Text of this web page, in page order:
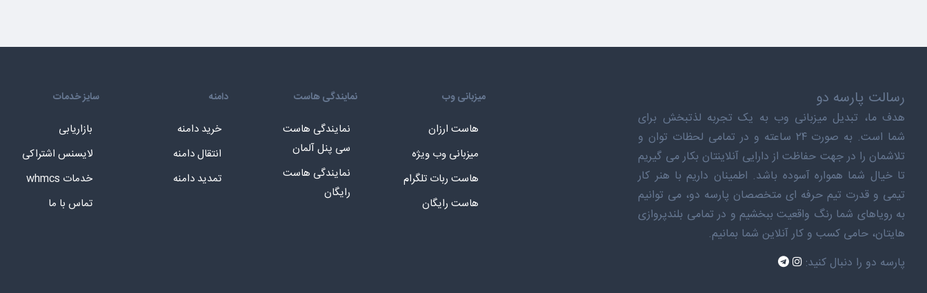
رسالت پارسه دو
هدف ما، تبدیل میزبانی وب به یک تجربه لذتبخش برای
شما است. به صورت ۲۴ ساعته و در تمامی لحظات توان و
تلاشمان را در جهت حفاظت از دارایی آنلاینتان بکار می گیریم
تا خیال شما همواره آسوده باشد. اطمینان داریم با هنر کار
تیمی و قدرت تیم حرفه ای متخصصان پارسه دو، می توانیم
به رویاهای شما رنگ واقعیت ببخشیم و در تمامی بلندپروازی
هایتان، حامی کسب و کار آنلاین شما بمانیم.
پارسه دو را دنبال کنید:
میزبانی وب
هاست ارزان
میزبانی وب ویژه
هاست ربات تلگرام
هاست رایگان
نمایندگی هاست
نمایندگی هاست
سی پنل آلمان
نمایندگی هاست
رایگان
دامنه
خرید دامنه
انتقال دامنه
تمدید دامنه
سایز خدمات
بازاریابی
لایسنس اشتراکی
خدمات whmcs
تماس با ما